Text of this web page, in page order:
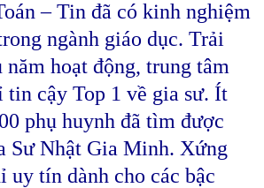
– Tin đã có kinh nghiệm
ngành giáo dục. Trải
năm hoạt động, trung tâm
tin cậy Top 1 về gia sư. Ít
phụ huynh đã tìm được
Sư Nhật Gia Minh. Xứng
uy tín dành cho các bậc